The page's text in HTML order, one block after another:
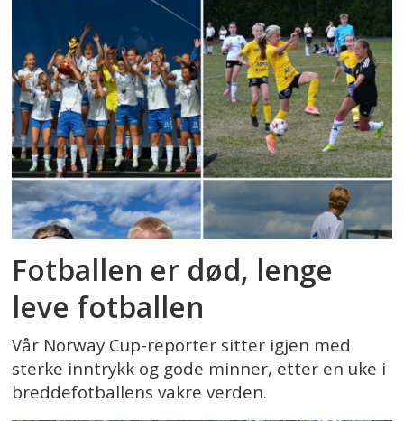
Fotballen er død, lenge
leve fotballen
Vår Norway Cup-reporter sitter igjen med
sterke inntrykk og gode minner, etter en uke i
breddefotballens vakre verden.